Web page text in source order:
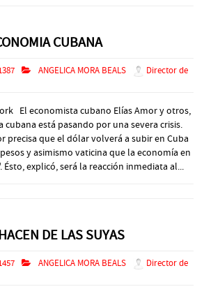
CUBANA
ANGELICA MORA BEALS
Director de
El economista cubano Elías Amor y otros,
está pasando por una severa crisis.
precisa que el dólar volverá a subir en Cuba
y asimismo vaticina que la economía en
explicó, será la reacción inmediata al...
DE LAS SUYAS
ANGELICA MORA BEALS
Director de